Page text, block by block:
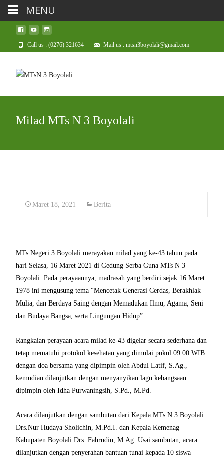
Call us : (0276) 321634 Mail us : mtsn3boyolali@gmail.com
Milad MTs N 3 Boyolali
Maret 18, 2021 Berita
MTs Negeri 3 Boyolali merayakan milad yang ke-43 tahun pada
hari Selasa, 16 Maret 2021 di Gedung Serba Guna MTs N 3
Boyolali. Pada perayaannya, madrasah yang berdiri sejak 16 Maret
1978 ini mengusung tema “Mencetak Generasi Cerdas, Berakhlak
Mulia, dan Berdaya Saing dengan Memadukan Ilmu, Agama, Seni
dan Budaya Bangsa, serta Lingungan Hidup”.
Rangkaian perayaan acara milad ke-43 digelar secara sederhana dan
tetap mematuhi protokol kesehatan yang dimulai pukul 09.00 WIB
dengan doa bersama yang dipimpin oleh Abdul Latif, S.Ag.,
kemudian dilanjutkan dengan menyanyikan lagu kebangsaan
dipimpin oleh Idha Purwaningsih, S.Pd., M.Pd.
Acara dilanjutkan dengan sambutan dari Kepala MTs N 3 Boyolali
Drs.Nur Hudaya Sholichin, M.Pd.I. dan Kepala Kemenag
Kabupaten Boyolali Drs. Fahrudin, M.Ag. Usai sambutan, acara
dilanjutkan dengan penyerahan bantuan tunai kepada 10 siswa
MENU